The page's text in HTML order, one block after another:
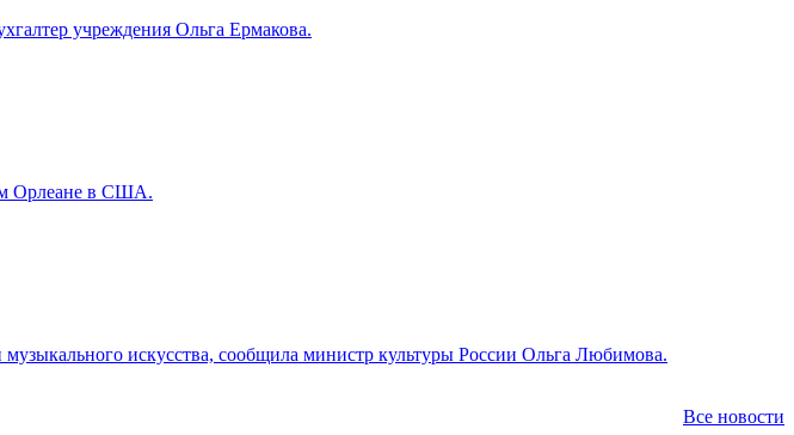
учреждения Ольга Ермакова.
Орлеане в США.
искусства, сообщила министр культуры России Ольга Любимова.
Все новости